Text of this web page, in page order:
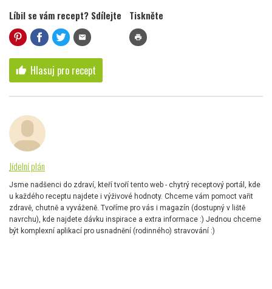
Líbil se vám recept? Sdílejte
mail
Tiskněte
print
thumb_up Hlasuj pro recept
Jídelní plán
Jsme nadšenci do zdraví, kteří tvoří tento web - chytrý receptový portál, kde
u každého receptu najdete i výživové hodnoty. Chceme vám pomoct vařit
zdravě, chutně a vyváženě. Tvoříme pro vás i magazín (dostupný v liště
navrchu), kde najdete dávku inspirace a extra informace :) Jednou chceme
být komplexní aplikací pro usnadnění (rodinného) stravování :)